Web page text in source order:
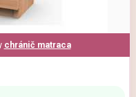
chránič matraca